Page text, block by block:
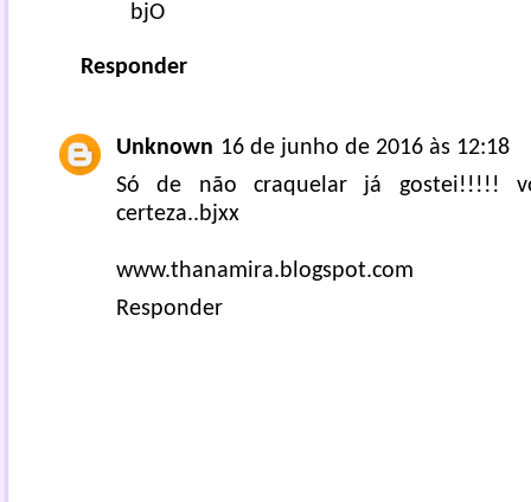
bjO
Responder
Unknown 16 de junho de 2016 às 12:18
Só de não craquelar já gostei!!!!!
certeza..bjxx
www.thanamira.blogspot.com
Responder